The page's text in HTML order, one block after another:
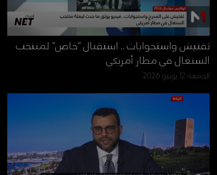
تفتيش واستجوابات .. استقبال "خاص" لمنتخب
السنغال في مطار أمريكي
الجمعة 12 يونيو 2026